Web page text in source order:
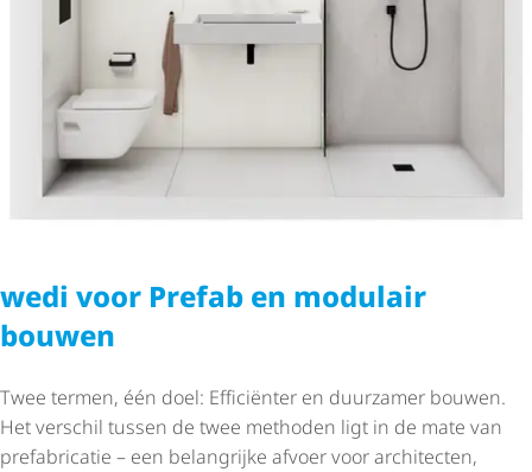
wedi voor Prefab en modulair
bouwen
Twee termen, één doel: Efficiënter en duurzamer bouwen.
Het verschil tussen de twee methoden ligt in de mate van
prefabricatie – een belangrijke afvoer voor architecten,